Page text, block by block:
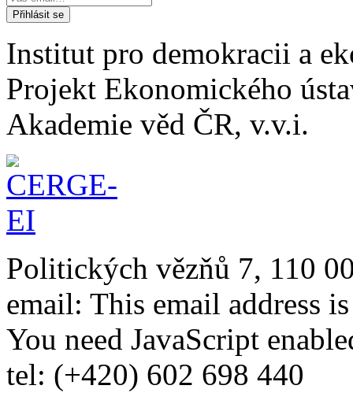
Institut pro demokracii a
Projekt Ekonomického
Akademie věd ČR, v.v.i.
Politických vězňů 7, 110
email: This email address
You need JavaScript
tel: (+420) 602 698 440